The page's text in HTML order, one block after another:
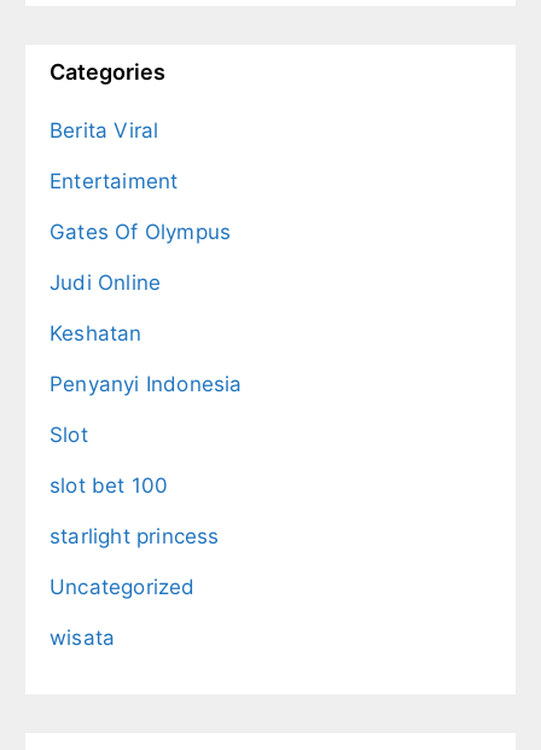
Categories
Berita Viral
Entertaiment
Gates Of Olympus
Judi Online
Keshatan
Penyanyi Indonesia
Slot
slot bet 100
starlight princess
Uncategorized
wisata